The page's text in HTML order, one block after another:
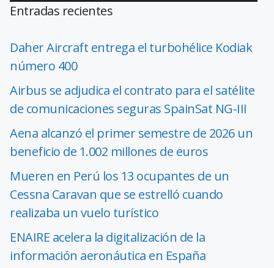
Entradas recientes
Daher Aircraft entrega el turbohélice Kodiak
número 400
Airbus se adjudica el contrato para el satélite
de comunicaciones seguras SpainSat NG-III
Aena alcanzó el primer semestre de 2026 un
beneficio de 1.002 millones de euros
Mueren en Perú los 13 ocupantes de un
Cessna Caravan que se estrelló cuando
realizaba un vuelo turístico
ENAIRE acelera la digitalización de la
información aeronáutica en España